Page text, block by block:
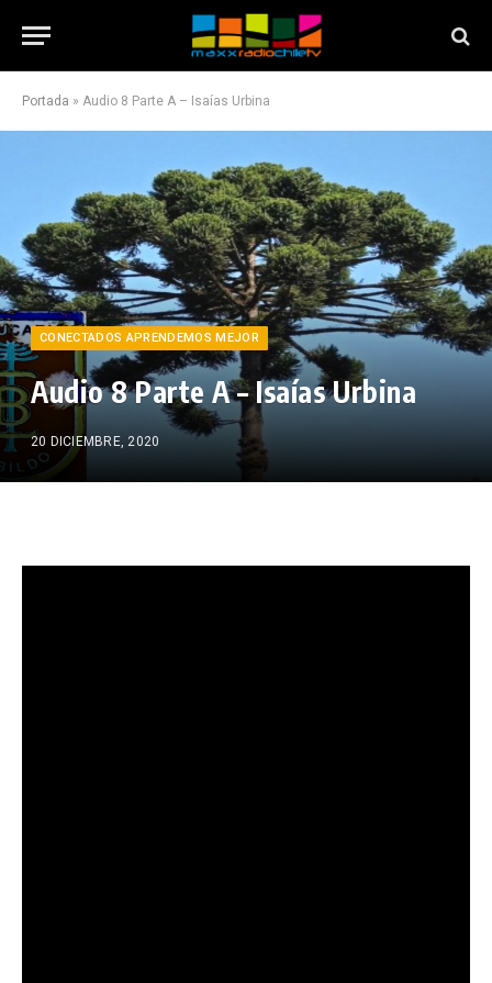
Portada » Audio 8 Parte A – Isaías Urbina
CONECTADOS APRENDEMOS MEJOR
Audio 8 Parte A – Isaías Urbina
20 DICIEMBRE, 2020